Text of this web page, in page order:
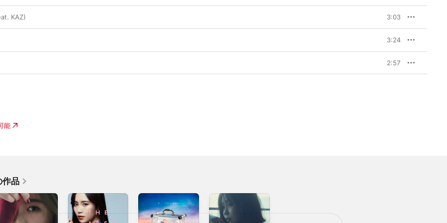
KAZ) 3:03
3:24
2:57
能
作品